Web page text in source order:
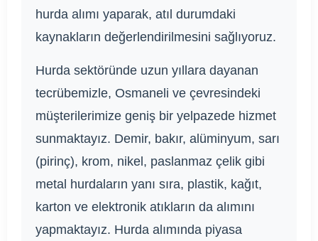
hurda alımı yaparak, atıl durumdaki
kaynakların değerlendirilmesini sağlıyoruz.
Hurda sektöründe uzun yıllara dayanan
tecrübemizle, Osmaneli ve çevresindeki
müşterilerimize geniş bir yelpazede hizmet
sunmaktayız. Demir, bakır, alüminyum, sarı
(pirinç), krom, nikel, paslanmaz çelik gibi
metal hurdaların yanı sıra, plastik, kağıt,
karton ve elektronik atıkların da alımını
yapmaktayız. Hurda alımında piyasa